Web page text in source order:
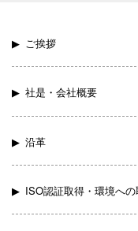
ご挨拶
社是・会社概要
沿革
ISO認証取得・環境への